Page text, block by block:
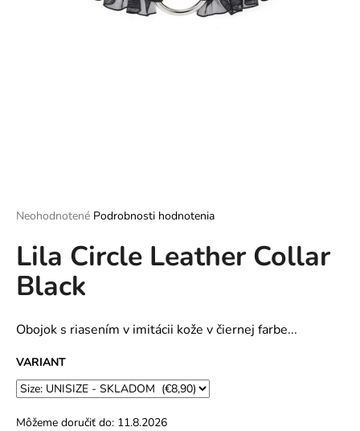
Priemerné
produktu
je
0,0
z
hviezdičiek.
Neohodnotené Podrobnosti hodnotenia
Lila Circle Leather Collar
Black
Obojok s riasením v imitácii kože v čiernej farbe...
VARIANT
Môžeme doručiť do: 11.8.2026
d
p
r
č
a
m
e